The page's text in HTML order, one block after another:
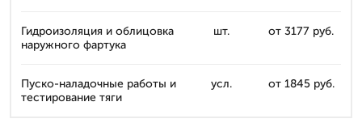
Гидроизоляция и облицовка
наружного фартука
шт. от 3177 руб.
Пуско-наладочные работы и
тестирование тяги
усл. от 1845 руб.